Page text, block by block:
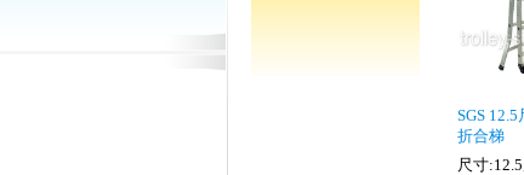
SGS
折合梯
尺寸:12.5